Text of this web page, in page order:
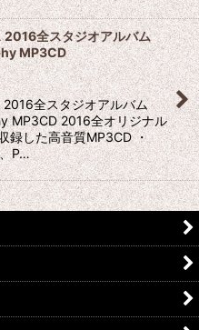
全スタジオアルバム
MP3CD
全スタジオアルバム
MP3CD 2016全オリジナル
録した高音質MP3CD ・
P…